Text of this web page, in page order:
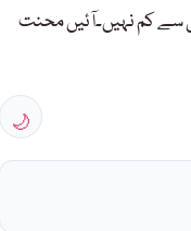
سے کم نہیں۔آئیں محنت
🌙